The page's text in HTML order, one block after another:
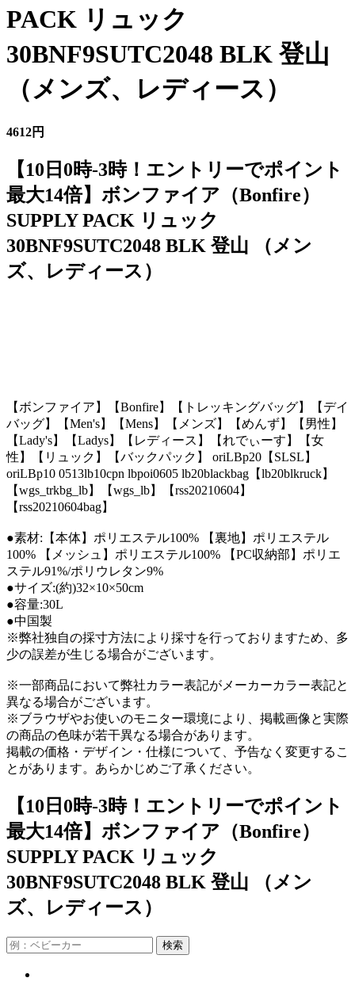
PACK リュック
30BNF9SUTC2048 BLK 登山
（メンズ、レディース）
4612円
【10日0時-3時！エントリーでポイント
最大14倍】ボンファイア（Bonfire）
SUPPLY PACK リュック
30BNF9SUTC2048 BLK 登山 （メン
ズ、レディース）
【ボンファイア】【Bonfire】【トレッキングバッグ】【デイ
バッグ】【Men's】【Mens】【メンズ】【めんず】【男性】
【Lady's】【Ladys】【レディース】【れでぃーす】【女
性】【リュック】【バックパック】 oriLBp20【SLSL】
oriLBp10 0513lb10cpn lbpoi0605 lb20blackbag【lb20blkruck】
【wgs_trkbg_lb】【wgs_lb】【rss20210604】
【rss20210604bag】
●素材:【本体】ポリエステル100% 【裏地】ポリエステル
100% 【メッシュ】ポリエステル100% 【PC収納部】ポリエ
ステル91%/ポリウレタン9%
●サイズ:(約)32×10×50cm
●容量:30L
●中国製
※弊社独自の採寸方法により採寸を行っておりますため、多
少の誤差が生じる場合がございます。
※一部商品において弊社カラー表記がメーカーカラー表記と
異なる場合がございます。
※ブラウザやお使いのモニター環境により、掲載画像と実際
の商品の色味が若干異なる場合があります。
掲載の価格・デザイン・仕様について、予告なく変更するこ
とがあります。あらかじめご了承ください。
【10日0時-3時！エントリーでポイント
最大14倍】ボンファイア（Bonfire）
SUPPLY PACK リュック
30BNF9SUTC2048 BLK 登山 （メン
ズ、レディース）